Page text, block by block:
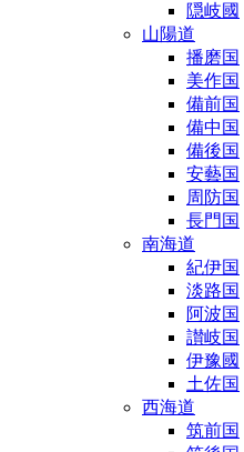
隠岐國
山陽道
播磨国
美作国
備前国
備中国
備後国
安藝国
周防国
長門国
南海道
紀伊国
淡路国
阿波国
讃岐国
伊豫國
土佐国
西海道
筑前国